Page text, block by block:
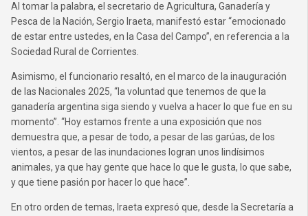
Al tomar la palabra, el secretario de Agricultura, Ganadería y
Pesca de la Nación, Sergio Iraeta, manifestó estar “emocionado
de estar entre ustedes, en la Casa del Campo”, en referencia a la
Sociedad Rural de Corrientes.
Asimismo, el funcionario resaltó, en el marco de la inauguración
de las Nacionales 2025, “la voluntad que tenemos de que la
ganadería argentina siga siendo y vuelva a hacer lo que fue en su
momento”. “Hoy estamos frente a una exposición que nos
demuestra que, a pesar de todo, a pesar de las garúas, de los
vientos, a pesar de las inundaciones logran unos lindísimos
animales, ya que hay gente que hace lo que le gusta, lo que sabe,
y que tiene pasión por hacer lo que hace”.
En otro orden de temas, Iraeta expresó que, desde la Secretaría a